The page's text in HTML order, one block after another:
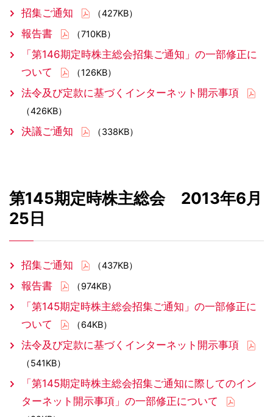
招集ご通知 （427KB）
報告書 （710KB）
「第146期定時株主総会招集ご通知」の一部修正に
ついて
（126KB）
法令及び定款に基づくインターネット開示事項
（426KB）
決議ご通知 （338KB）
第145期定時株主総会 2013年6月
25日
招集ご通知 （437KB）
報告書 （974KB）
「第145期定時株主総会招集ご通知」の一部修正に
ついて
（64KB）
法令及び定款に基づくインターネット開示事項
（541KB）
「第145期定時株主総会招集ご通知に際してのイン
ターネット開示事項」の一部修正について